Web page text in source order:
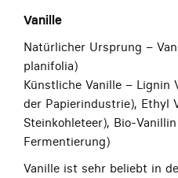
Vanille
Natürlicher Ursprung –
planifolia)
Künstliche Vanille – Lignin
der Papierindustrie), Ethyl
Steinkohleteer), Bio-
Fermentierung)
Vanille ist sehr beliebt in